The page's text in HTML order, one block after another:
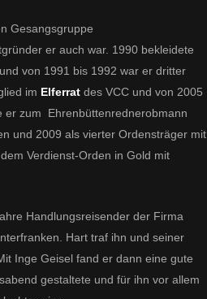
Gesangsgruppe
er auch war. 1990 bekleidete
von 1991 bis 1992 war er dritter
im Elferrat des VCC und von 2005
er zum Ehrenbüttenrednerobmann
und 2009 als vierter Ordensträger mit
Verdienst-Orden in Gold mit
Handlungsreisender der Firma
Hart traf ihn und seiner
Inge Geisel fand er dann eine gute
gestaltete und für ihn vor allem